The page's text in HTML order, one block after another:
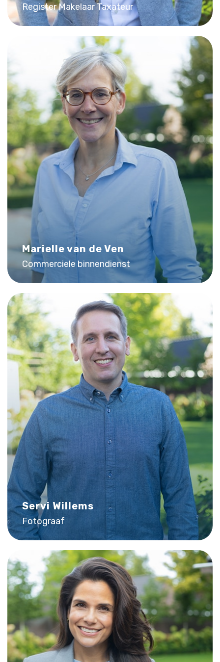
Register Makelaar Taxateur
Marielle van de Ven
Commerciele binnendienst
Servi Willems
Fotograaf